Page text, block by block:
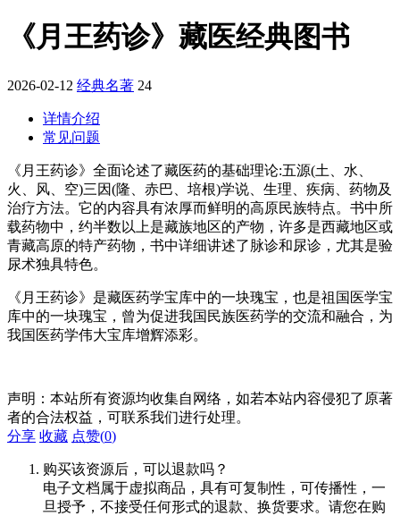
《月王药诊》藏医经典图书
2026-02-12 经典名著 24
详情介绍
常见问题
《月王药诊》全面论述了藏医药的基础理论:五源(土、水、
火、风、空)三因(隆、赤巴、培根)学说、生理、疾病、药物及
治疗方法。它的内容具有浓厚而鲜明的高原民族特点。书中所
载药物中，约半数以上是藏族地区的产物，许多是西藏地区或
青藏高原的特产药物，书中详细讲述了脉诊和尿诊，尤其是验
尿术独具特色。
《月王药诊》是藏医药学宝库中的一块瑰宝，也是祖国医学宝
库中的一块瑰宝，曾为促进我国民族医药学的交流和融合，为
我国医药学伟大宝库增辉添彩。
声明：本站所有资源均收集自网络，如若本站内容侵犯了原著
者的合法权益，可联系我们进行处理。
分享 收藏 点赞(0)
购买该资源后，可以退款吗？
电子文档属于虚拟商品，具有可复制性，可传播性，一
旦授予，不接受任何形式的退款、换货要求。请您在购